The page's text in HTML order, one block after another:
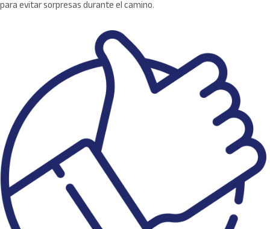
para evitar sorpresas durante el camino.